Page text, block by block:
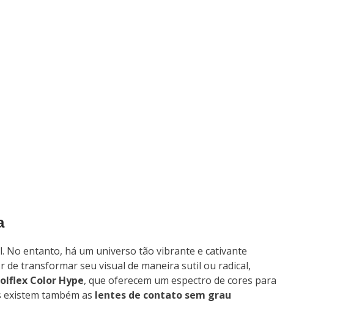
No entanto, há um universo tão vibrante e cativante
de transformar seu visual de maneira sutil ou radical,
Color Hype, que oferecem um espectro de cores para
também as lentes de contato sem grau